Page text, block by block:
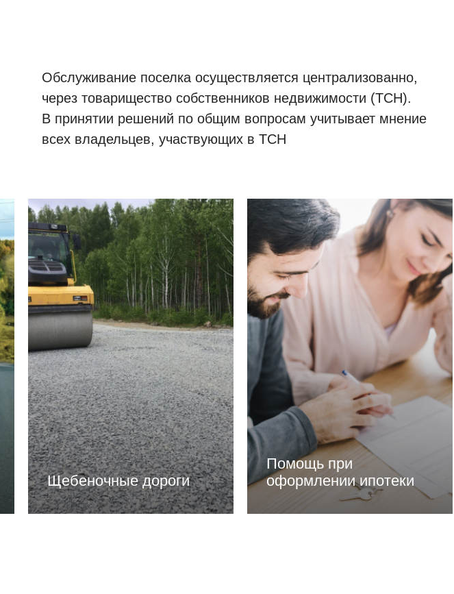
Обслуживание поселка осуществляется централизованно,
через товарищество собственников недвижимости (ТСН).
В принятии решений по общим вопросам учитывает мнение
всех владельцев, участвующих в ТСН
Щебеночные дороги
Помощь при
оформлении ипотеки